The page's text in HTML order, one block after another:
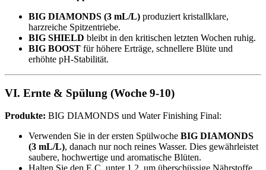
BIG DIAMONDS (3 mL/L) produziert kristallklare,
harzreiche Spitzentriebe.
BIG SHIELD bleibt in den kritischen letzten Wochen ruhig.
BIG BOOST für höhere Erträge, schnellere Blüte und
erhöhte pH-Stabilität.
VI. Ernte & Spülung (Woche 9-10)
Produkte: BIG DIAMONDS und Water Finishing Final:
Verwenden Sie in der ersten Spülwoche BIG DIAMONDS
(3 mL/L), danach nur noch reines Wasser. Dies gewährleistet
saubere, hochwertige und aromatische Blüten.